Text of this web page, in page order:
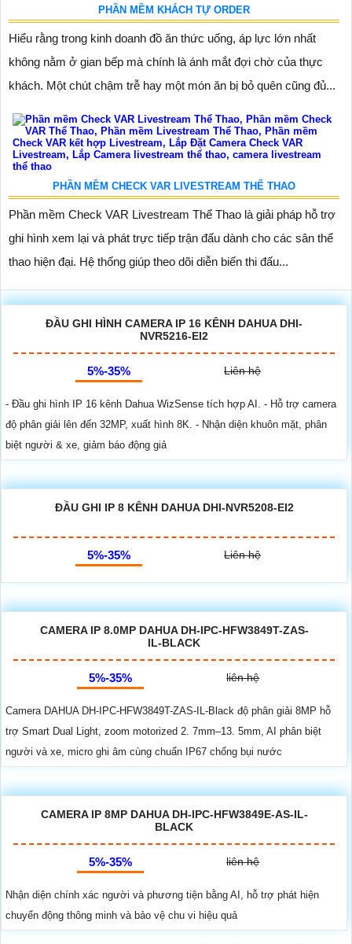
PHẦN MỀM KHÁCH TỰ ORDER
Hiểu rằng trong kinh doanh đồ ăn thức uống, áp lực lớn nhất
không nằm ở gian bếp mà chính là ánh mắt đợi chờ của thực
khách. Một chút chậm trễ hay một món ăn bị bỏ quên cũng đủ...
PHẦN MỀM CHECK VAR LIVESTREAM THỂ THAO
Phần mềm Check VAR Livestream Thể Thao là giải pháp hỗ trợ
ghi hình xem lại và phát trực tiếp trận đấu dành cho các sân thể
thao hiện đại. Hệ thống giúp theo dõi diễn biến thi đấu...
ĐẦU GHI HÌNH CAMERA IP 16 KÊNH DAHUA DHI-
NVR5216-EI2
5%-35% Liên hệ
- Đầu ghi hình IP 16 kênh Dahua WizSense tích hợp AI. - Hỗ trợ camera
độ phân giải lên đến 32MP, xuất hình 8K. - Nhận diện khuôn mặt, phân
biệt người & xe, giảm báo động giả
ĐẦU GHI IP 8 KÊNH DAHUA DHI-NVR5208-EI2
5%-35% Liên hệ
CAMERA IP 8.0MP DAHUA DH-IPC-HFW3849T-ZAS-
IL-BLACK
5%-35% liên hệ
Camera DAHUA DH-IPC-HFW3849T-ZAS-IL-Black độ phân giải 8MP hỗ
trợ Smart Dual Light, zoom motorized 2. 7mm–13. 5mm, AI phân biệt
người và xe, micro ghi âm cùng chuẩn IP67 chống bụi nước
CAMERA IP 8MP DAHUA DH-IPC-HFW3849E-AS-IL-
BLACK
5%-35% liên hệ
Nhận diện chính xác người và phương tiện bằng AI, hỗ trợ phát hiện
chuyển động thông minh và bảo vệ chu vi hiệu quả